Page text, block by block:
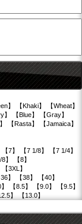
】 【Khaki】 【Wheat】
】 【Blue】 【Gray】
【Rasta】 【Jamaica】
7】 【7 1/8】 【7 1/4】
】 【8】
3XL】
】 【38】 【40】
【8.5】 【9.0】 【9.5】
】 【13.0】